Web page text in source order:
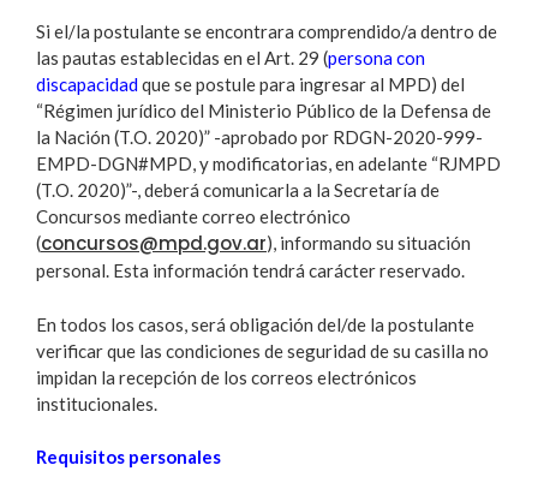
Si el/la postulante se encontrara comprendido/a dentro de
las pautas establecidas en el Art. 29 (persona con
discapacidadque se postule para ingresar al MPD) del
“Régimen jurídico del Ministerio Público de la Defensa de
la Nación (T.O. 2020)” -aprobado por RDGN-2020-999-
EMPD-DGN#MPD, y modificatorias, en adelante “RJMPD
(T.O. 2020)”-, deberá comunicarla a la Secretaría de
Concursos mediante correo electrónico
(concursos@mpd.gov.ar), informando su situación
personal. Esta información tendrá carácter reservado.
En todos los casos, será obligación del/de la postulante
verificar que las condiciones de seguridad de su casilla no
impidan la recepción de los correos electrónicos
institucionales.
Requisitos personales